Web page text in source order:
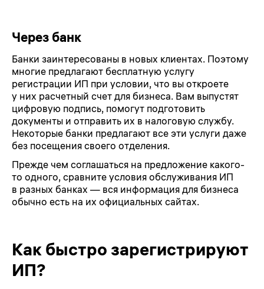
Через банк
Банки заинтересованы в новых клиентах. Поэтому
многие предлагают бесплатную услугу
регистрации ИП при условии, что вы откроете
у них расчетный счет для бизнеса. Вам выпустят
цифровую подпись, помогут подготовить
документы и отправить их в налоговую службу.
Некоторые банки предлагают все эти услуги даже
без посещения своего отделения.
Прежде чем соглашаться на предложение какого-
то одного, сравните условия обслуживания ИП
в разных банках — вся информация для бизнеса
обычно есть на их официальных сайтах.
Как быстро зарегистрируют
ИП?